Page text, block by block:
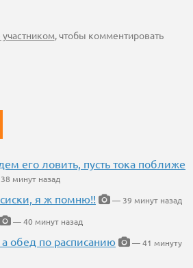
участником, чтобы комментировать
его ловить, пусть тока поближе
минут назад
я ж помню!!
— 39 минут назад
— 40 минут назад
обед по расписанию
— 41 минуту